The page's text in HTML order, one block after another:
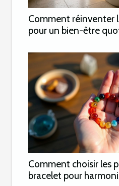
Comment réinventer
pour un bien-être
Comment choisir les
bracelet pour